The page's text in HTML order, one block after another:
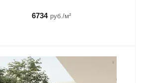
6734 руб./м²